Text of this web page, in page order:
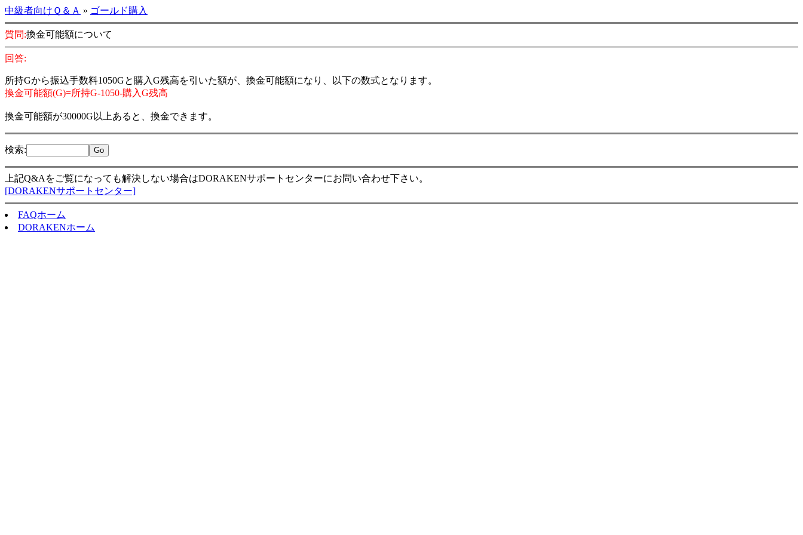
中級者向けＱ＆Ａ » ゴールド購入
質問:換金可能額について
回答:
所持Gから振込手数料1050Gと購入G残高を引いた額が、換金可能額になり、以下の数式となります。
換金可能額(G)=所持G-1050-購入G残高
換金可能額が30000G以上あると、換金できます。
検索:
上記Q&Aをご覧になっても解決しない場合はDORAKENサポートセンターにお問い合わせ下さい。
[DORAKENサポートセンター]
FAQホーム
DORAKENホーム